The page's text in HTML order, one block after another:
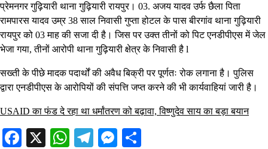
प्रेमनगर गुढ़ियारी थाना गुढ़ियारी रायपुर। 03. अजय यादव उर्फ छैला पिता
रामपारस यादव उम्र 38 साल निवासी गुप्ता होटल के पास बीरगांव थाना गुढ़ियारी
रायपुर को 03 माह की सजा दी है। जिस पर उक्त तीनों को पिट एनडीपीएस में जेल
भेजा गया, तीनों आरोपी थाना गुढ़ियारी क्षेत्र के निवासी है l
सख्ती के पीछे मादक पदार्थों की अवैध बिक्री पर पूर्णतः रोक लगाना है। पुलिस
द्वारा एनडीपीएस के आरोपियों की संपत्ति जप्त करने की भी कार्यवाहियां जारी है।
USAID का फंड दे रहा था धर्मांतरण को बढ़ावा, विष्णुदेव साय का बड़ा बयान
Facebook
X WhatsApp
Telegram
Messenger